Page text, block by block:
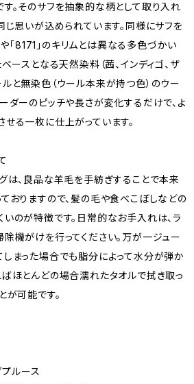
。そのサフを抽象的な柄として取り入れ
じ思いが込められています。同様にサフを
「8171」のキリムとは異なる多色づかい
ベースとなる天然染料（茜、インディゴ、ザ
と無染色（ウール本来が持つ色）のウー
ダーのピッチや長さが変化するだけで、よ
る一枚に仕上がっています。
は、良品な羊毛を手紡ぎすることで本来
おりますので、髪の毛や食べこぼしなどの
のが特徴です。日常的なお手入れは、ラ
機がけを行ってください。万が一ジュー
まった場合でも脂分によって水分が弾か
ほとんどの場合濡れたタオルで拭き取っ
が可能です。
ルース